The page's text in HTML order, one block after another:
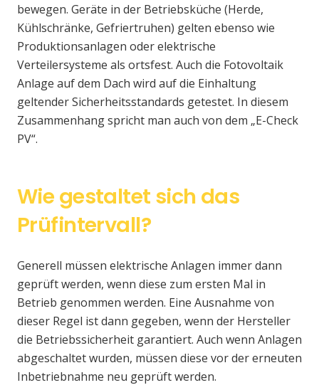
bewegen. Geräte in der Betriebsküche (Herde,
Kühlschränke, Gefriertruhen) gelten ebenso wie
Produktionsanlagen oder elektrische
Verteilersysteme als ortsfest. Auch die Fotovoltaik
Anlage auf dem Dach wird auf die Einhaltung
geltender Sicherheitsstandards getestet. In diesem
Zusammenhang spricht man auch von dem „E-Check
PV“.
Wie gestaltet sich das
Prüfintervall?
Generell müssen elektrische Anlagen immer dann
geprüft werden, wenn diese zum ersten Mal in
Betrieb genommen werden. Eine Ausnahme von
dieser Regel ist dann gegeben, wenn der Hersteller
die Betriebssicherheit garantiert. Auch wenn Anlagen
abgeschaltet wurden, müssen diese vor der erneuten
Inbetriebnahme neu geprüft werden.